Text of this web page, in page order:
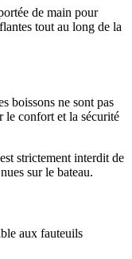
de main pour
tout au long de la
boissons ne sont pas
le confort et la sécurité
strictement interdit de
sur le bateau.
aux fauteuils